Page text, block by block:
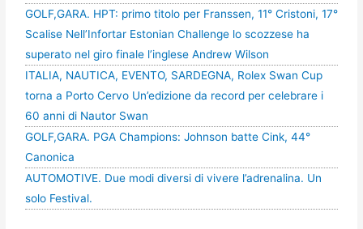
GOLF,GARA. HPT: primo titolo per Franssen, 11° Cristoni, 17°
Scalise Nell’Infortar Estonian Challenge lo scozzese ha
superato nel giro finale l’inglese Andrew Wilson
ITALIA, NAUTICA, EVENTO, SARDEGNA, Rolex Swan Cup
torna a Porto Cervo Un’edizione da record per celebrare i
60 anni di Nautor Swan
GOLF,GARA. PGA Champions: Johnson batte Cink, 44°
Canonica
AUTOMOTIVE. Due modi diversi di vivere l’adrenalina. Un
solo Festival.